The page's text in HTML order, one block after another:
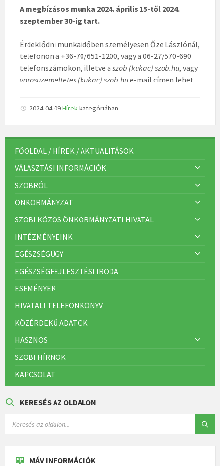
A megbízásos munka 2024. április 15-től 2024.
szeptember 30-ig tart.
Érdeklődni munkaidőben személyesen Őze Lászlónál,
telefonon a +36-70/651-1200, vagy a 06-27/570-690
telefonszámokon, illetve a szob (kukac) szob.hu, vagy
varosuzemeltetes (kukac) szob.hue-mail címen lehet.
2024-04-09Hírekkategóriában
FŐOLDAL / HÍREK / AKTUALITÁSOK
VÁLASZTÁSI INFORMÁCIÓK
SZOBRÓL
ÖNKORMÁNYZAT
SZOBI KÖZÖS ÖNKORMÁNYZATI HIVATAL
INTÉZMÉNYEINK
EGÉSZSÉGÜGY
EGÉSZSÉGFEJLESZTÉSI IRODA
ESEMÉNYEK
HIVATALI TELEFONKÖNYV
KÖZÉRDEKŰ ADATOK
HASZNOS
SZOBI HÍRNÖK
KAPCSOLAT
KERESÉS AZ OLDALON
MÁV INFORMÁCIÓK